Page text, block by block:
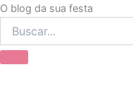
O blog da sua festa
Ir
para
o